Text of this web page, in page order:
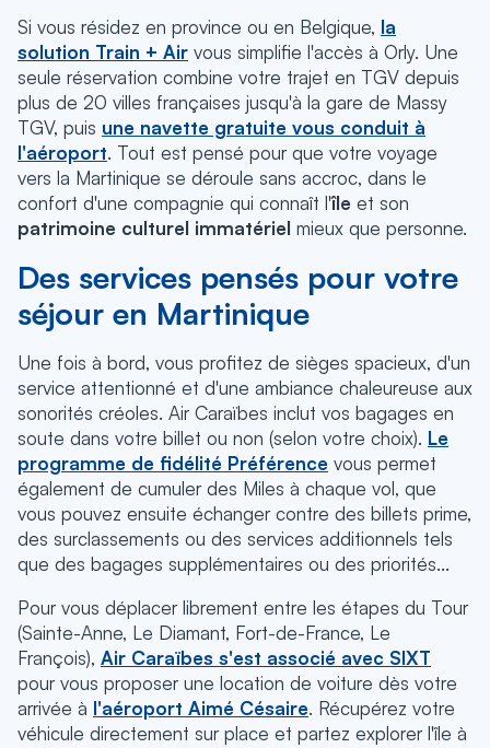
Si vous résidez en province ou en Belgique, la
solution Train + Air vous simplifie l'accès à Orly. Une
seule réservation combine votre trajet en TGV depuis
plus de 20 villes françaises jusqu'à la gare de Massy
TGV, puis une navette gratuite vous conduit à
l'aéroport. Tout est pensé pour que votre voyage
vers la Martinique se déroule sans accroc, dans le
confort d'une compagnie qui connaît l'île et son
patrimoine culturel immatériel mieux que personne.
Des services pensés pour votre
séjour en Martinique
Une fois à bord, vous profitez de sièges spacieux, d'un
service attentionné et d'une ambiance chaleureuse aux
sonorités créoles. Air Caraïbes inclut vos bagages en
soute dans votre billet ou non (selon votre choix). Le
programme de fidélité Préférence vous permet
également de cumuler des Miles à chaque vol, que
vous pouvez ensuite échanger contre des billets prime,
des surclassements ou des services additionnels tels
que des bagages supplémentaires ou des priorités...
Pour vous déplacer librement entre les étapes du Tour
(Sainte-Anne, Le Diamant, Fort-de-France, Le
François), Air Caraïbes s'est associé avec SIXT
pour vous proposer une location de voiture dès votre
arrivée à l'aéroport Aimé Césaire. Récupérez votre
véhicule directement sur place et partez explorer l'île à